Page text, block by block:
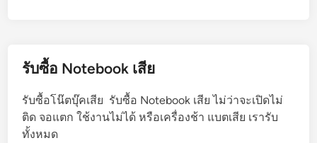
รับซื้อ Notebook เสีย
รับซื้อโน๊ตบุ๊คเสีย รับซื้อ Notebook เสีย ไม่ว่าจะเปิดไม่
ติด จอแตก ใช้งานไม่ได้ หรือเครื่องช้า แบตเสีย เรารับ
ทั้งหมด